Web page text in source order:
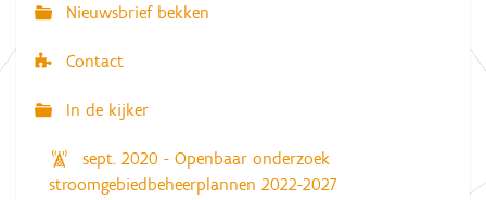
Nieuwsbrief bekken
Contact
In de kijker
sept. 2020 - Openbaar onderzoek
stroomgebiedbeheerplannen 2022-2027